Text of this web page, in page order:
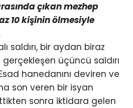
çıkan mezhep
10 kişinin ölmesiyle
saldırı, bir aydan biraz
üçüncü saldırı
hanedanını deviren ve
son veren bir isyan
sonra iktidara gelen